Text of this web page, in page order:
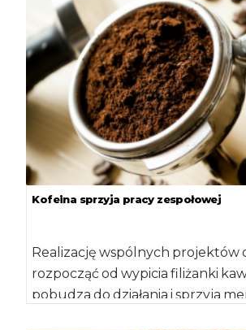
Kofeina sprzyja pracy zespołowej
Realizację wspólnych projektów
rozpocząć od wypicia filiżanki
pobudza do działania i sprzyja